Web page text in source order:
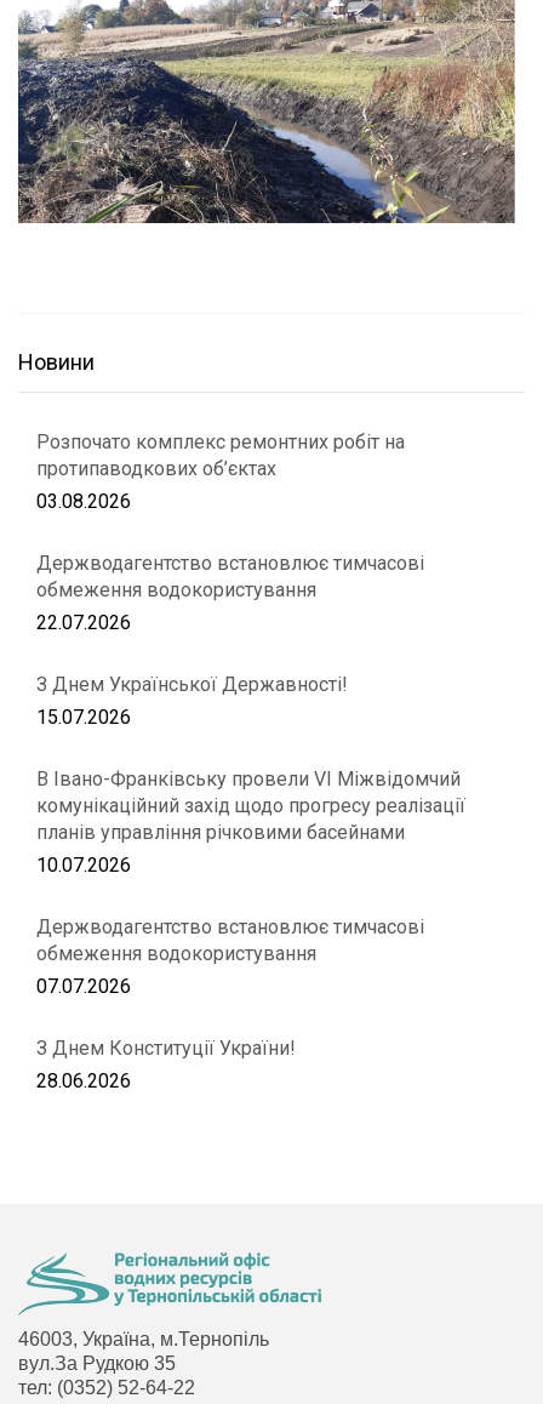
Новини
Розпочато комплекс ремонтних робіт на
протипаводкових об’єктах
03.08.2026
Держводагентство встановлює тимчасові
обмеження водокористування
22.07.2026
З Днем Української Державності!
15.07.2026
В Івано-Франківську провели VІ Міжвідомчий
комунікаційний захід щодо прогресу реалізації
планів управління річковими басейнами
10.07.2026
Держводагентство встановлює тимчасові
обмеження водокористування
07.07.2026
З Днем Конституції України!
28.06.2026
46003, Україна, м.Тернопіль
вул.За Рудкою 35
тел: (0352) 52-64-22